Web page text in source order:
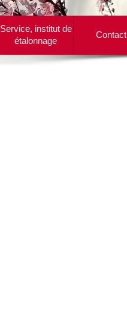
Service, institut de
étalonnage
Contact